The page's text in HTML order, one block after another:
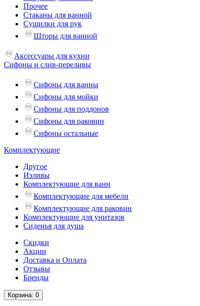
Прочее
Стаканы для ванной
Сушилки для рук
Шторы для ванной
Аксессуары для кухни
Сифоны и слив-переливы
Сифоны для ванны
Сифоны для мойки
Сифоны для поддонов
Сифоны для раковин
Сифоны остальные
Комплектующие
Другое
Изливы
Комплектующие для ванн
Комплектующие для мебели
Комплектующие для раковин
Комплектующие для унитазов
Сиденья для душа
Скидки
Акции
Доставка и Оплата
Отзывы
Бренды
Корзина: 0